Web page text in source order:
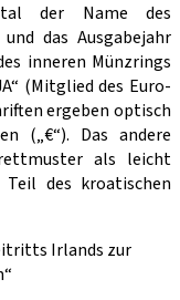
der Name des
und das Ausgabejahr
inneren Münzrings
(Mitglied des Euro-
ergeben optisch
(„€“). Das andere
als leicht
des kroatischen
Irlands zur